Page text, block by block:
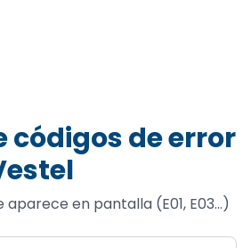
códigos de error
aparece en pantalla (E01, E03...)